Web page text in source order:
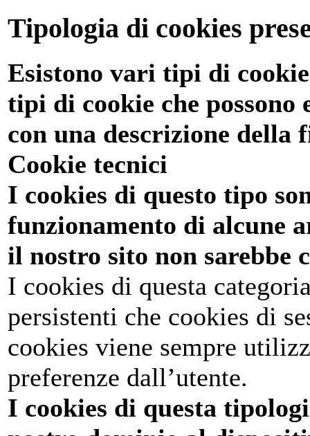
Tipologia di cookies
Esistono vari tipi di
tipi di cookie che possono
con una descrizione della
Cookie tecnici
I cookies di questo tipo
funzionamento di alcune
il nostro sito non sarebbe
I cookies di questa
persistenti che cookies di
cookies viene sempre
preferenze dall’utente.
I cookies di questa